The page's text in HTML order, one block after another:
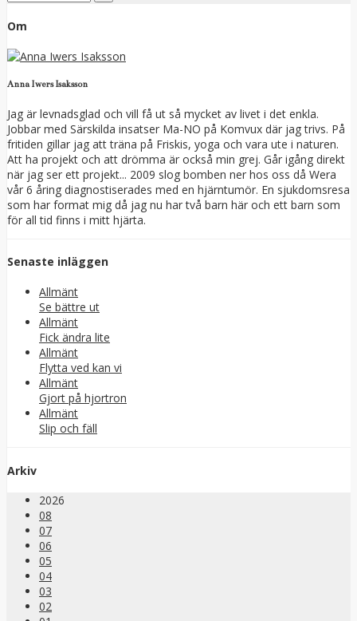
Om
Anna Iwers Isaksson
Jag är levnadsglad och vill få ut så mycket av livet i det enkla.
Jobbar med Särskilda insatser Ma-NO på Komvux där jag trivs. På
fritiden gillar jag att träna på Friskis, yoga och vara ute i naturen.
Att ha projekt och att drömma är också min grej. Går igång direkt
när jag ser ett projekt... 2009 slog bomben ner hos oss då Wera
vår 6 åring diagnostiserades med en hjärntumör. En sjukdomsresa
som har format mig då jag nu har två barn här och ett barn som
för all tid finns i mitt hjärta.
Senaste inläggen
Allmänt
Se bättre ut
Allmänt
Fick ändra lite
Allmänt
Flytta ved kan vi
Allmänt
Gjort på hjortron
Allmänt
Slip och fäll
Arkiv
2026
08
07
06
05
04
03
02